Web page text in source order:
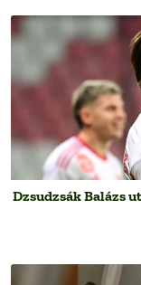
Dzsudzsák Balázs